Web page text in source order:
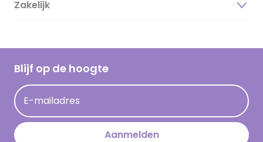
Hallmark Kaartclub
Acties
Persberichten
Hallmark en Kinderpostzegels
Magazine
Cadeau inspiratie
Kaartinspiratie
Zakelijk
Blijf op de hoogte
E-mailadres
Aanmelden